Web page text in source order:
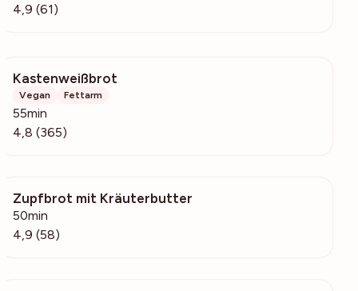
4,9 (61)
Kastenweißbrot
Vegan Fettarm
55min
4,8 (365)
Zupfbrot mit Kräuterbutter
50min
4,9 (58)